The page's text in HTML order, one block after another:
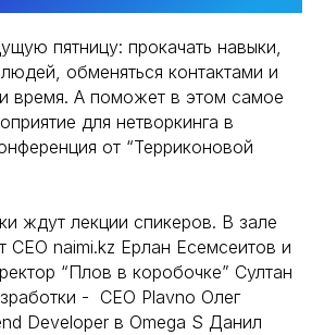
пятницу: прокачать навыки,
обменяться контактами и
время. А поможет в этом самое
для нетворкинга в
от “Терриконовой
ждут лекции спикеров. В зале
СЕО naimi.kz Ерлан Есемсеитов и
“Плов в коробочке” Султан
- CEO Plavno Олег
Developer в Omega S Данил